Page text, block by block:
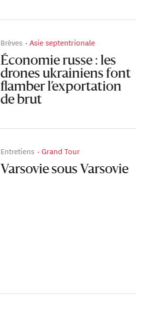
Brèves Asie septentrionale
Économie russe : les
drones ukrainiens font
flamber l’exportation
de brut
Entretiens Grand Tour
Varsovie sous Varsovie